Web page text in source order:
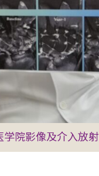
院影像及介入放射